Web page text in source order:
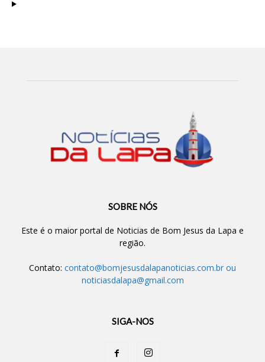
SOBRE NÓS
Este é o maior portal de Noticias de Bom Jesus da Lapa e
região.
Contato: contato@bomjesusdalapanoticias.com.br ou
noticiasdalapa@gmail.com
SIGA-NOS